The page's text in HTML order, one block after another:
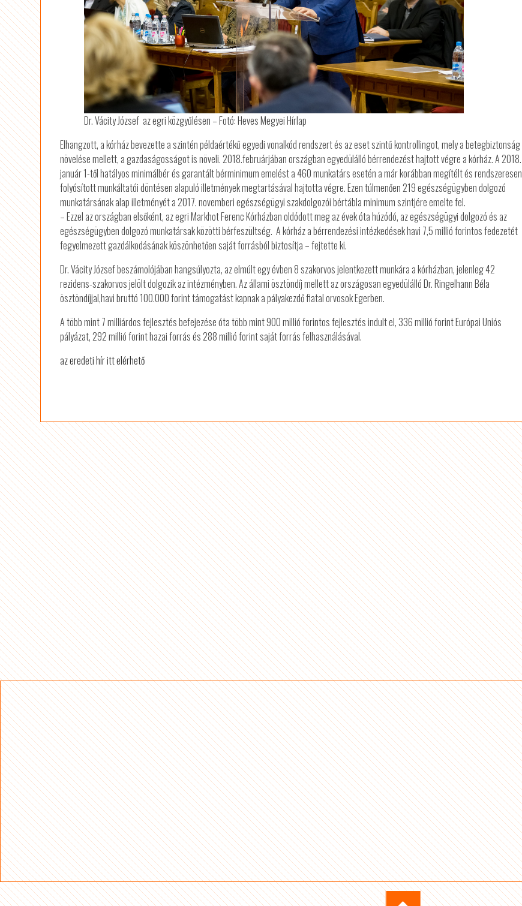
Dr. Vácity József az egri közgyűlésen – Fotó: Heves Megyei Hírlap
Elhangzott, a kórház bevezette a szintén példaértékű egyedi vonalkód rendszert és az eset szintű kontrollingot, mely a betegbiztonság
növelése mellett, a gazdaságosságot is növeli. 2018.februárjában országban egyedülálló bérrendezést hajtott végre a kórház. A 2018.
január 1-től hatályos minimálbér és garantált bérminimum emelést a 460 munkatárs esetén a már korábban megítélt és rendszeresen
folyósított munkáltatói döntésen alapuló illetmények megtartásával hajtotta végre. Ezen túlmenően 219 egészségügyben dolgozó
munkatársának alap illetményét a 2017. novemberi egészségügyi szakdolgozói bértábla minimum szintjére emelte fel.
– Ezzel az országban elsőként, az egri Markhot Ferenc Kórházban oldódott meg az évek óta húzódó, az egészségügyi dolgozó és az
egészségügyben dolgozó munkatársak közötti bérfeszültség. A kórház a bérrendezési intézkedések havi 7,5 millió forintos fedezetét
fegyelmezett gazdálkodásának köszönhetően saját forrásból biztosítja – fejtette ki.
Dr. Vácity József beszámolójában hangsúlyozta, az elmúlt egy évben 8 szakorvos jelentkezett munkára a kórházban, jelenleg 42
rezidens-szakorvos jelölt dolgozik az intézményben. Az állami ösztöndíj mellett az országosan egyedülálló Dr. Ringelhann Béla
ösztöndíjjal,havi bruttó 100.000 forint támogatást kapnak a pályakezdő fiatal orvosok Egerben.
A több mint 7 milliárdos fejlesztés befejezése óta több mint 900 millió forintos fejlesztés indult el, 336 millió forint Európai Uniós
pályázat, 292 millió forint hazai forrás és 288 millió forint saját forrás felhasználásával.
az eredeti hír itt elérhető